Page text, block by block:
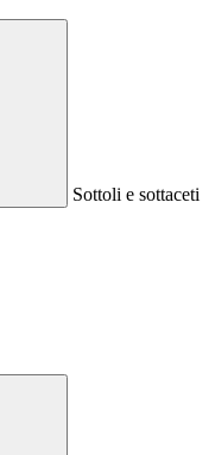
Sottoli e sottaceti